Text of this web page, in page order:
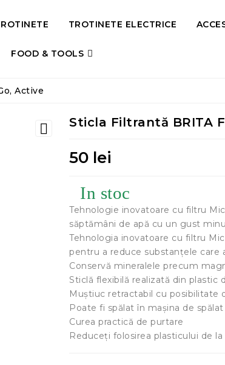
TROTINETE ELECTRICE
FOOD & TOOLS
Active
 Sticla Filtrantă BRITA
50 lei
In stoc
Tehnologie inovatoare cu filtru
săptămâni de apă cu un gust
Tehnologia inovatoare cu filtru
pentru a reduce substanțele care
Conservă mineralele precum
Sticlă flexibilă realizată din plastic
Muștiuc retractabil cu posibilitate
Poate fi spălat în mașina de spălat
Curea practică de purtare
Reduceți folosirea plasticului de